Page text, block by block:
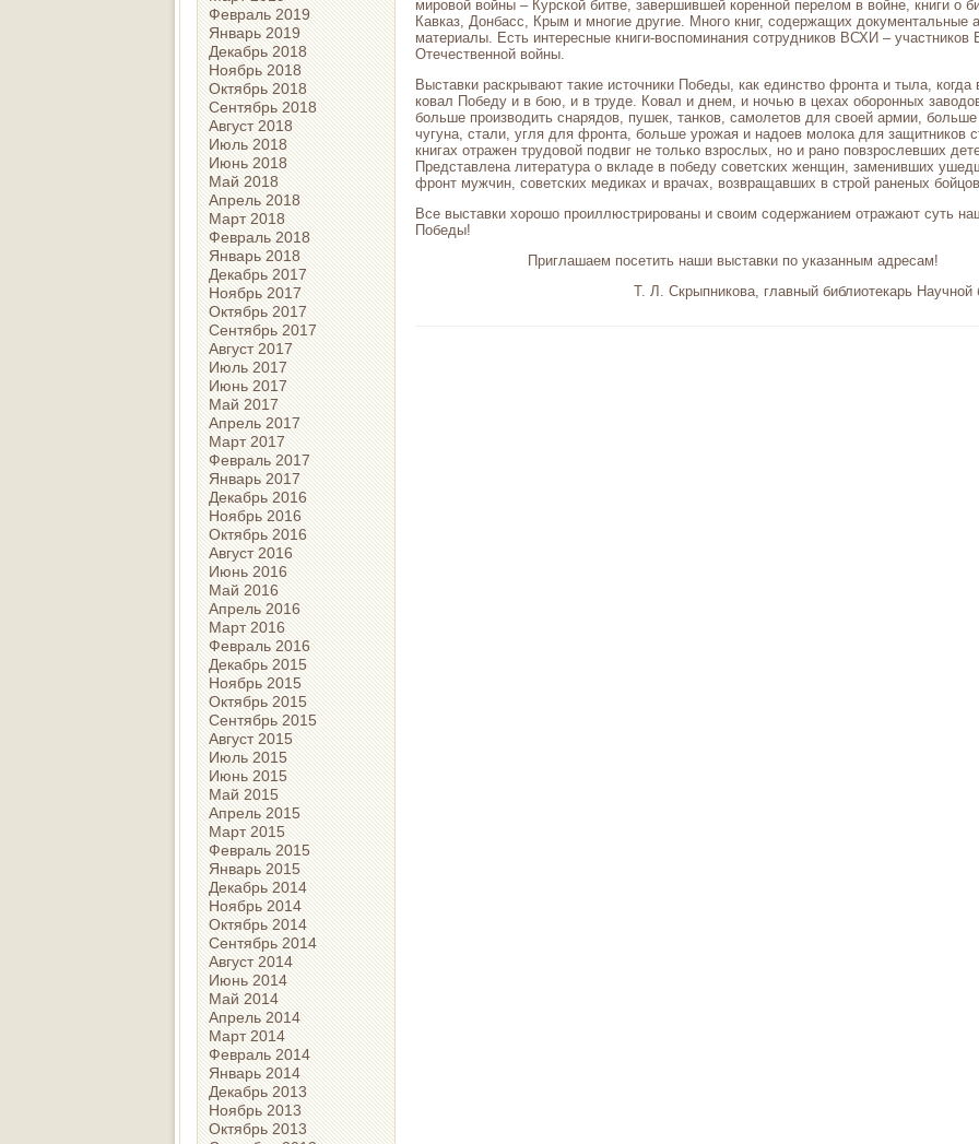
Февраль 2019
Январь 2019
Декабрь 2018
Ноябрь 2018
Октябрь 2018
Сентябрь 2018
Август 2018
Июль 2018
Июнь 2018
Май 2018
Апрель 2018
Март 2018
Февраль 2018
Январь 2018
Декабрь 2017
Ноябрь 2017
Октябрь 2017
Сентябрь 2017
Август 2017
Июль 2017
Июнь 2017
Май 2017
Апрель 2017
Март 2017
Февраль 2017
Январь 2017
Декабрь 2016
Ноябрь 2016
Октябрь 2016
Август 2016
Июнь 2016
Май 2016
Апрель 2016
Март 2016
Февраль 2016
Декабрь 2015
Ноябрь 2015
Октябрь 2015
Сентябрь 2015
Август 2015
Июль 2015
Июнь 2015
Май 2015
Апрель 2015
Март 2015
Февраль 2015
Январь 2015
Декабрь 2014
Ноябрь 2014
Октябрь 2014
Сентябрь 2014
Август 2014
Июнь 2014
Май 2014
Апрель 2014
Март 2014
Февраль 2014
Январь 2014
Декабрь 2013
Ноябрь 2013
Октябрь 2013
мировой войны – Курской битве, завершившей коренной перелом в войне, книги о
Кавказ, Донбасс, Крым и многие другие. Много книг, содержащих документальные
материалы. Есть интересные книги-воспоминания сотрудников ВСХИ – участников
Отечественной войны.
Выставки раскрывают такие источники Победы, как единство фронта и тыла, когда
ковал Победу и в бою, и в труде. Ковал и днем, и ночью в цехах оборонных
больше производить снарядов, пушек, танков, самолетов для своей армии, больше
чугуна, стали, угля для фронта, больше урожая и надоев молока для защитников
книгах отражен трудовой подвиг не только взрослых, но и рано повзрослевших
Представлена литература о вкладе в победу советских женщин, заменивших
фронт мужчин, советских медиках и врачах, возвращавших в строй раненых бойцов.
Все выставки хорошо проиллюстрированы и своим содержанием отражают суть
Победы!
Приглашаем посетить наши выставки по указанным адресам!
Т. Л. Скрыпникова, главный библиотекарь Научной